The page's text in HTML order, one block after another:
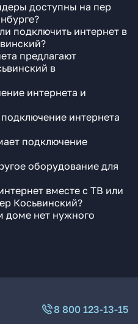
доступны на пер
подключить интернет в
предлагают
в
интернета и
интернета
подключение
оборудование для
вместе с ТВ или
Косьвинский?
доме нет нужного
8 800 123-13-15